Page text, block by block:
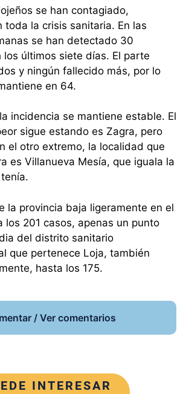
se han contagiado,
toda la crisis sanitaria. En las
se han detectado 30
los últimos siete días. El parte
y ningún fallecido más, por lo
en 64.
incidencia se mantiene estable. El
sigue estando es Zagra, pero
el otro extremo, la localidad que
es Villanueva Mesía, que iguala la
la provincia baja ligeramente en el
los 201 casos, apenas un punto
del distrito sanitario
que pertenece Loja, también
hasta los 175.
/ Ver comentarios
INTERESAR